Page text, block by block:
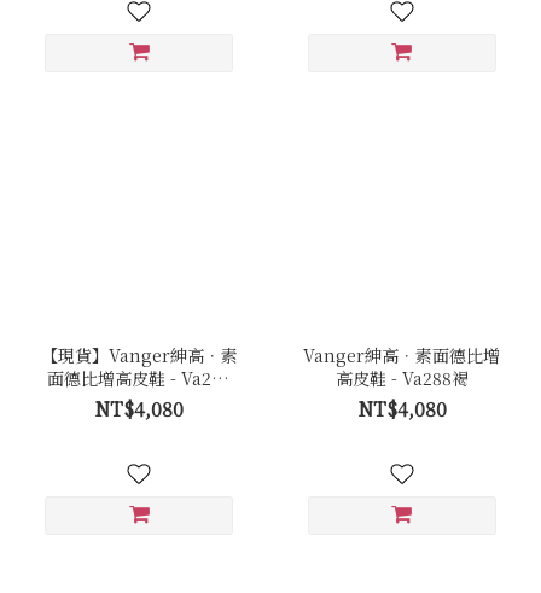
【現貨】Vanger紳高．素
面德比增高皮鞋 - Va288
黑
NT$4,080
Vanger紳高．素面德比增
高皮鞋 - Va288褐
NT$4,080